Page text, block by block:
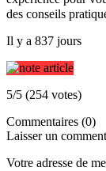
des conseils
Il y a 837 jours
5/5 (254 votes)
Commentaires (0)
Laisser un
Votre adresse de